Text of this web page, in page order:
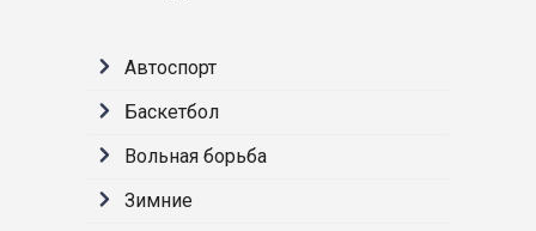
Автоспорт
Баскетбол
Вольная борьба
Зимние